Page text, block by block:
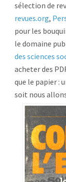
sélection de
revues.org,
pour les
le domaine
des sciences
acheter des
que le papier :
soit nous